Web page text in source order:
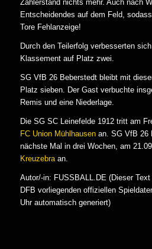
Zählerstand nichts mehr. Auch nach
Entscheidendes auf dem Feld,
Tore Fehlanzeige!
Durch den Teilerfolg verbesserten
Klassement auf Platz zwei.
SG VfB 26 Beberstedt bleibt mit
Platz sieben. Der Gast verbuchte
Remis und eine Niederlage.
Die SG SC Leinefelde 1912 tritt am
FC Union Mühlhausenan. SG VfB 26
nächste Mal in drei Wochen, am
Kreuzebraan.
Autor/-in: FUSSBALL.DE (Dieser
DFB vorliegenden offiziellen
Uhr automatisch generiert)